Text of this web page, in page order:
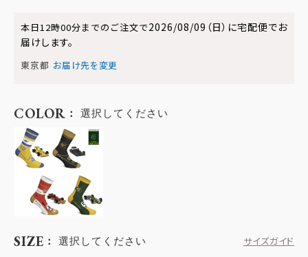
本日12時00分までのご注文で2026/08/09（日） に宅配便でお
届けします。
東京都 お届け先を変更
SIZE 選択してください
サイズガイド
COLOR 選択してください